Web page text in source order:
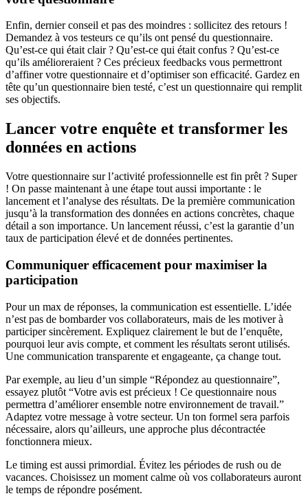
Enfin, dernier conseil et pas des moindres : sollicitez des retours !
Demandez à vos testeurs ce qu’ils ont pensé du questionnaire.
Qu’est-ce qui était clair ? Qu’est-ce qui était confus ? Qu’est-ce
qu’ils amélioreraient ? Ces précieux feedbacks vous permettront
d’affiner votre questionnaire et d’optimiser son efficacité. Gardez en
tête qu’un questionnaire bien testé, c’est un questionnaire qui remplit
ses objectifs.
Lancer votre enquête et transformer les
données en actions
Votre questionnaire sur l’activité professionnelle est fin prêt ? Super
! On passe maintenant à une étape tout aussi importante : le
lancement et l’analyse des résultats. De la première communication
jusqu’à la transformation des données en actions concrètes, chaque
détail a son importance. Un lancement réussi, c’est la garantie d’un
taux de participation élevé et de données pertinentes.
Communiquer efficacement pour maximiser la
participation
Pour un max de réponses, la communication est essentielle. L’idée
n’est pas de bombarder vos collaborateurs, mais de les motiver à
participer sincèrement. Expliquez clairement le but de l’enquête,
pourquoi leur avis compte, et comment les résultats seront utilisés.
Une communication transparente et engageante, ça change tout.
Par exemple, au lieu d’un simple “Répondez au questionnaire”,
essayez plutôt “Votre avis est précieux ! Ce questionnaire nous
permettra d’améliorer ensemble notre environnement de travail.”
Adaptez votre message à votre secteur. Un ton formel sera parfois
nécessaire, alors qu’ailleurs, une approche plus décontractée
fonctionnera mieux.
Le timing est aussi primordial. Évitez les périodes de rush ou de
vacances. Choisissez un moment calme où vos collaborateurs auront
le temps de répondre posément.